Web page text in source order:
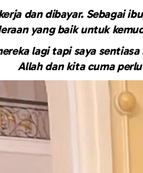
dan dibayar. Sebagai
yang baik untuk
lagi tapi saya
Allah dan kita cuma